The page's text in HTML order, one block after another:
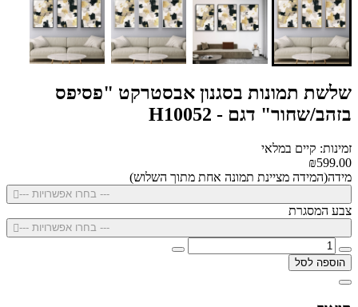
שלשת תמונות בסגנון אבסטרקט "פסיפס
בזהב/שחור" דגם - H10052
זמינות: קיים במלאי
₪599.00
מידה(המידה מציינת תמונה אחת מתוך השלוש)
--- בחרו אפשרויות ---
צבע המסגרת
--- בחרו אפשרויות ---
הוספה לסל